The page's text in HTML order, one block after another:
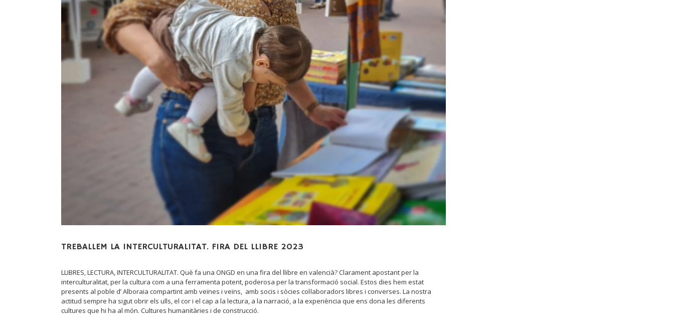
TREBALLEM LA INTERCULTURALITAT. FIRA DEL LLIBRE 2023
LLIBRES, LECTURA, INTERCULTURALITAT. Què fa una ONGD en una fira del llibre en valencià? Clarament apostant per la
interculturalitat, per la cultura com a una ferramenta potent, poderosa per la transformació social. Estos dies hem estat
presents al poble d’ Alboraia compartint amb veïnes i veïns, amb socis i sòcies col·laboradors libres i converses. La nostra
actitud sempre ha sigut obrir els ulls, el cor i el cap a la lectura, a la narració, a la experiència que ens dona les diferents
cultures que hi ha al món. Cultures humanitàries i de construcció.